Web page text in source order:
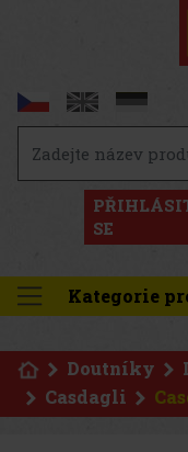
SE
Kategorie
Doutníky
Casdagli